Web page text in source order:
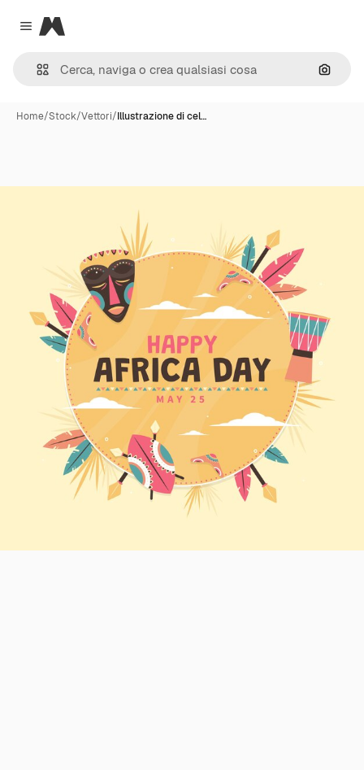
Close menu
Magnific
Cerca
Home/Stock/Vettori/Illustrazione di cel…